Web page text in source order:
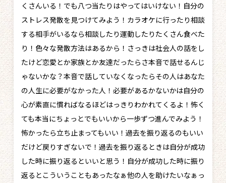
くさんいる！でも八つ当たりはやってはいけない！自分の
ストレス発散を見つけてみよう！カラオケに行ったり相談
する相手がいるなら相談したり運動したりたくさん食べた
り！色々な発散方法はあるから！さっきは社会人の話をし
たけど恋愛とか家族とか友達だったらさ本音で話せるんじ
ゃないかな？本音で話していなくなったらその人はあなた
の人生に必要がなかった人！必要があるかないかは自分の
心が素直に慣ればなるほどはっきりわかれてくるよ！怖く
ても本当にちょっとでもいいから一歩ずつ進んでみよう！
怖かったら立ち止まってもいい！過去を振り返るのもいい
だけど戻りすぎないで！過去を振り返るときは自分が成功
した時に振り返るといいと思う！自分が成功した時に振り
返るとこういうこともあったなぁ他の人を助けたいなぁっ